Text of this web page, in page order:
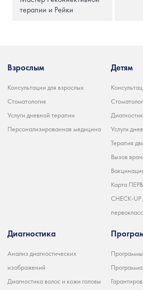
терапии и Рейки
Взрослым
Консультации для взрослых
Стоматология
Услуги дневной терапии
Персонализированная медицина
Детям
Услуги
Терапия
Вызов
Карта
CHECK-
Диагностика
Анализ диагностических
изображений
Диагностика волос и кожи головы